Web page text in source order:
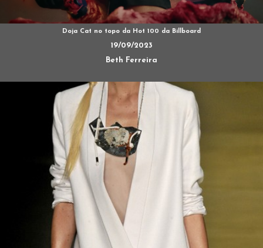
Doja Cat no topo da Hot 100 da Billboard
19/09/2023
Beth Ferreira